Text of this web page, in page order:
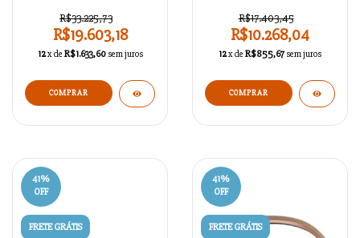
R$33.225,73
R$19.603,18
12x de R$1.633,60 sem juros
R$17.403,45
R$10.268,04
12x de R$855,67 sem juros
41%
OFF
FRETE GRÁTIS
41%
OFF
FRETE GRÁTIS